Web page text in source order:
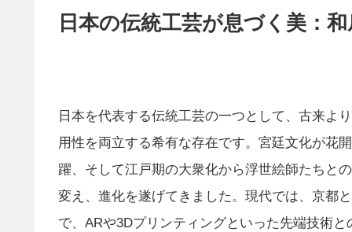
日本の伝統工芸が息づく美：
日本を代表する伝統工芸の一つとして、古来よ
用性を両立する希有な存在です。宮廷文化が花
躍、そして江戸期の大衆化から浮世絵師たちと
変え、進化を遂げてきました。現代では、京都
で、ARや3Dプリンティングといった先端技術